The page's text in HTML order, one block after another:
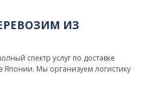
ИЗ
спектр услуг по доставке
Японии. Мы организуем логистику